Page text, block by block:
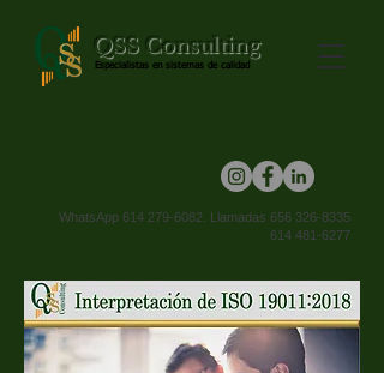
QSS Consulting
Especialistas en sistemas de calidad
WhatsApp 614 279-6082 Llamadas 656 326-8335
614 481-6277